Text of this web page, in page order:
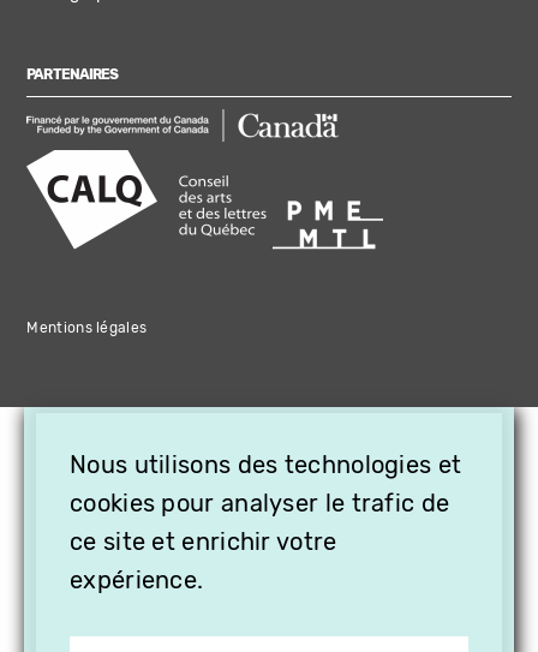
PARTENAIRES
Mentions légales
Nous utilisons des technologies et
cookies pour analyser le trafic de
ce site et enrichir votre
expérience.
OFFREZ LA VIDÉO EN
CADEAU, ABONNEZ VOS
PROCHES À VITHÈQUE !